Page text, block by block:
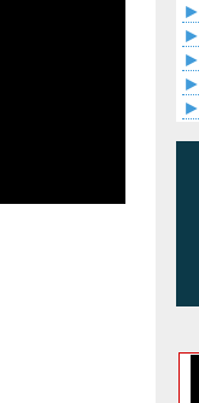
►
►
►
►
►